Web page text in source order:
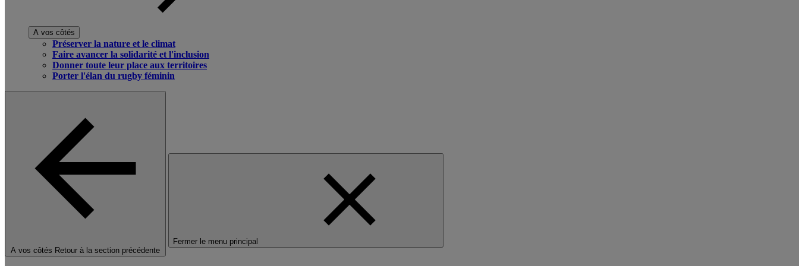
A vos côtés
Préserver la nature et le climat
Faire avancer la solidarité et l'inclusion
Donner toute leur place aux territoires
Porter l'élan du rugby féminin
A vos côtés Retour à la section précédente
Fermer le menu principal